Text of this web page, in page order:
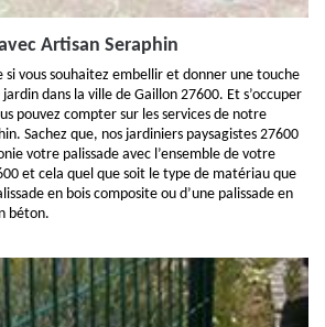
Artisan Seraphin
si vous souhaitez embellir et donner une touche
dans la ville de Gaillon 27600. Et s’occuper
pouvez compter sur les services de notre
Sachez que, nos jardiniers paysagistes 27600
votre palissade avec l’ensemble de votre
et cela quel que soit le type de matériau que
en bois composite ou d’une palissade en
béton.